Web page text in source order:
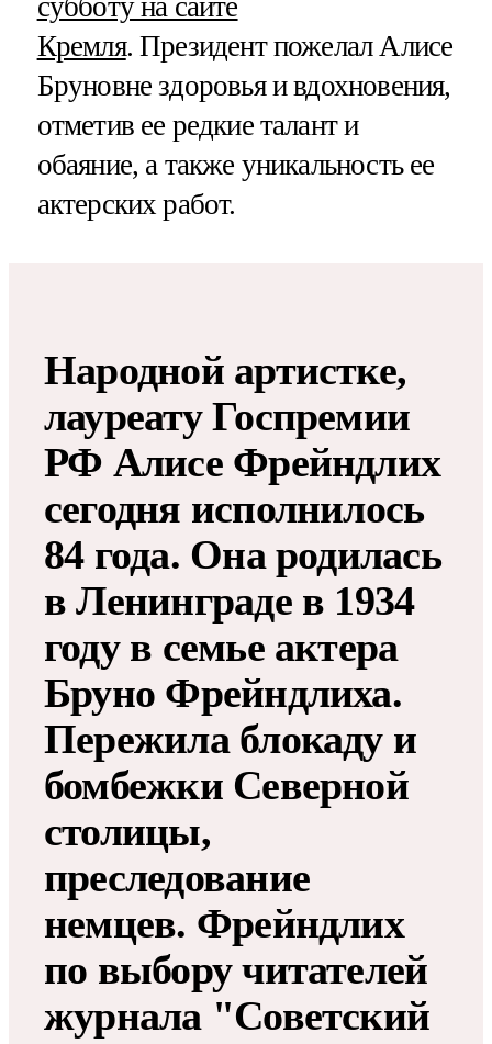
субботу на сайте
Кремля. Президент пожелал Алисе
Бруновне здоровья и вдохновения,
отметив ее редкие талант и
обаяние, а также уникальность ее
актерских работ.
Народной артистке,
лауреату Госпремии
РФ Алисе Фрейндлих
сегодня исполнилось
84 года. Она родилась
в Ленинграде в 1934
году в семье актера
Бруно Фрейндлиха.
Пережила блокаду и
бомбежки Северной
столицы,
преследование
немцев. Фрейндлих
по выбору читателей
журнала "Советский